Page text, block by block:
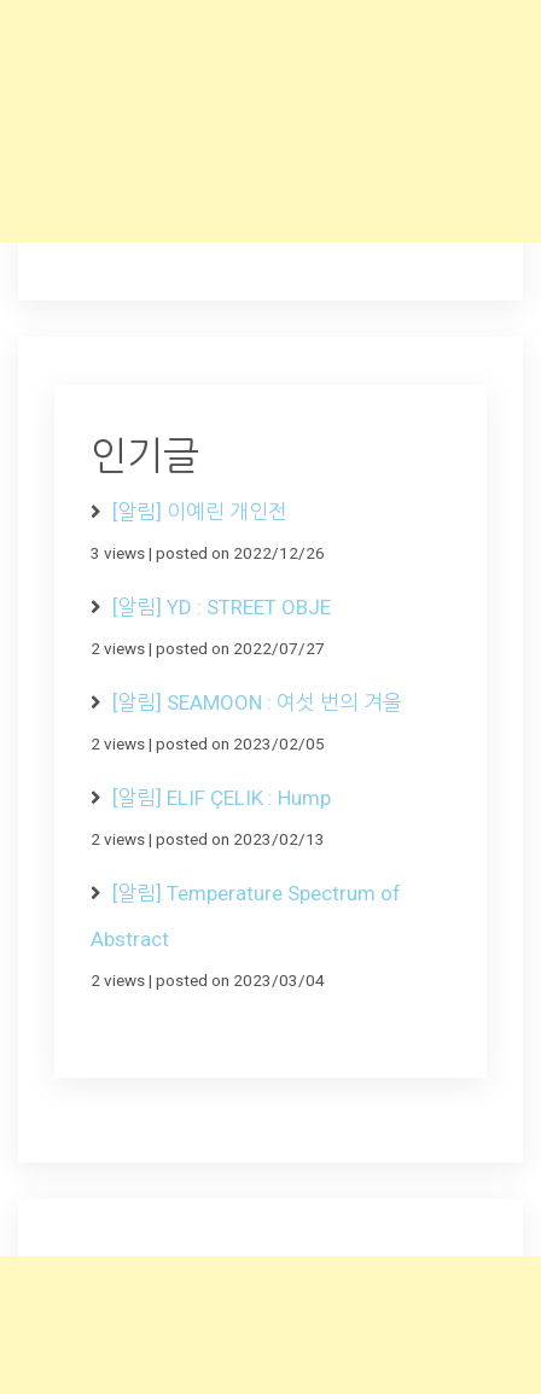
인기글
[알림] 이예린 개인전
3 views| posted on 2022/12/26
[알림] YD : STREET OBJE
2 views| posted on 2022/07/27
[알림] SEAMOON : 여섯 번의 겨울
2 views| posted on 2023/02/05
[알림] ELIF ÇELIK : Hump
2 views| posted on 2023/02/13
[알림] Temperature Spectrum of
Abstract
2 views| posted on 2023/03/04